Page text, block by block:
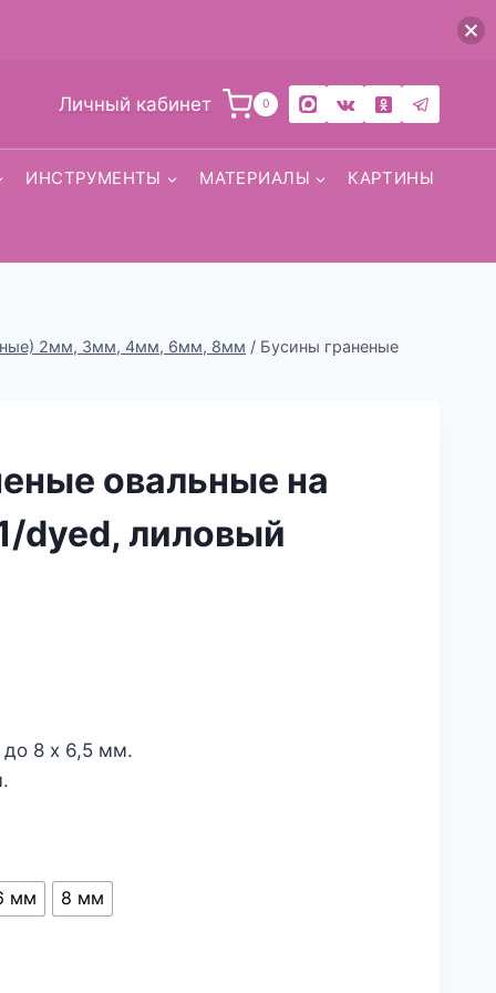
Личный кабинет 0
ИНСТРУМЕНТЫ МАТЕРИАЛЫ КАРТИНЫ
2мм, 3мм, 4мм, 6мм, 8мм / Бусины граненые
овальные на
dyed, лиловый
8 х 6,5 мм.
мм 8 мм